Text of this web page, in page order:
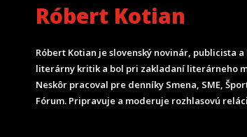
Róbert Kotian
Róbert Kotian je slovenský novinár, publicista
literárny kritik a bol pri zakladaní literárneho
Neskôr pracoval pre denníky Smena, SME,
Fórum. Pripravuje a moderuje rozhlasovú